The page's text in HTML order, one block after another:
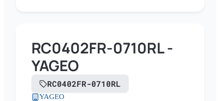
RC0402FR-0710RL -
YAGEO
RC0402FR-0710RL
YAGEO